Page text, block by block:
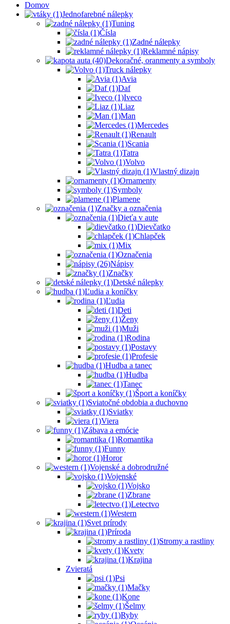
Domov
Jednofarebné nálepky
Tuning
Čísla
Zadné nálepky
Reklamné nápisy
Dekoračné, oranmenty a symboly
Truck nálepky
Avia
Daf
Iveco
Liaz
Man
Mercedes
Renault
Scania
Tatra
Volvo
Vlastný dizajn
Ornamenty
Symboly
Plamene
Značky a označenia
Dieťa v aute
Dievčatko
Chlapček
Mix
Označenia
Nápisy
Značky
Detské nálepky
Ľudia a koníčky
Ľudia
Deti
Ženy
Muži
Rodina
Postavy
Profesie
Hudba a tanec
Hudba
Tanec
Šport a koníčky
Sviatočné obdobia a duchovno
Sviatky
Viera
Zábava a emócie
Romantika
Funny
Horor
Vojenské a dobrodružné
Vojenské
Vojsko
Zbrane
Letectvo
Western
Svet prírody
Príroda
Stromy a rastliny
Kvety
Krajina
Zvieratá
Psi
Mačky
Kone
Šelmy
Ryby